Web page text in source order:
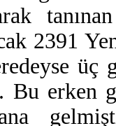
2391
üç
erken